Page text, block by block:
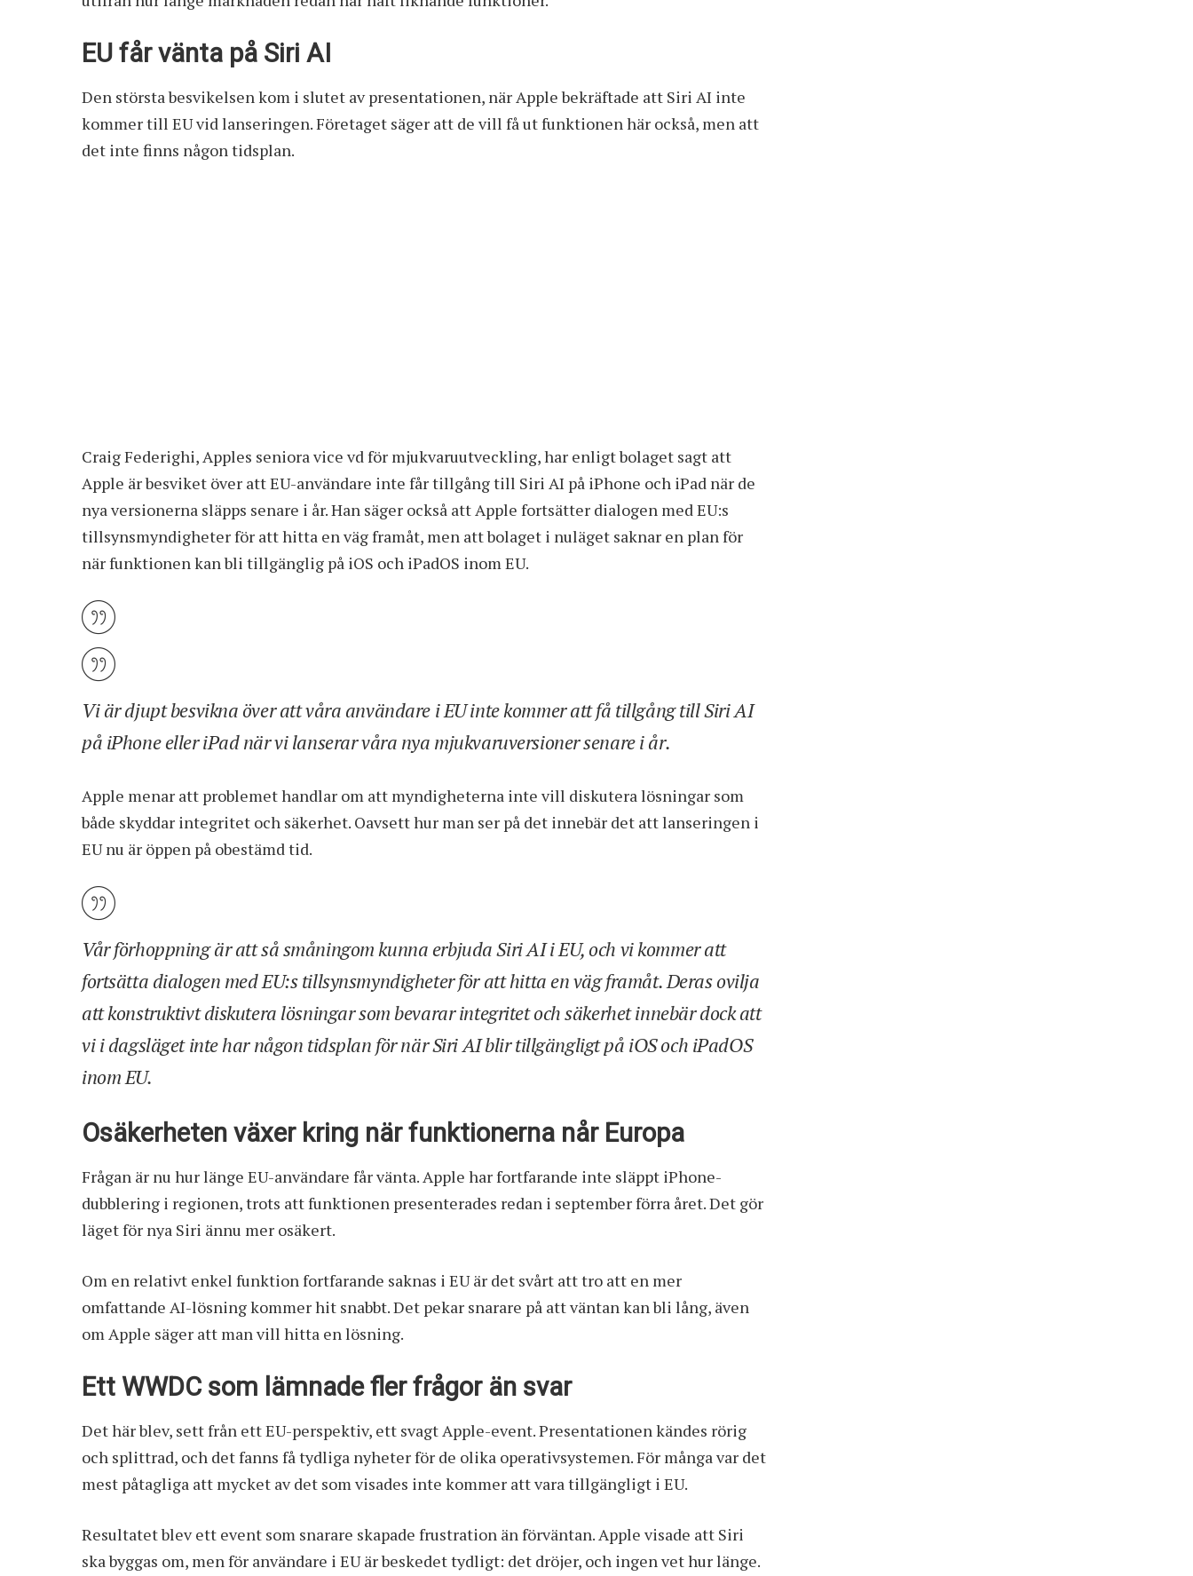
EU får vänta på Siri AI
Den största besvikelsen kom i slutet av presentationen, när Apple bekräftade att Siri AI inte
kommer till EU vid lanseringen. Företaget säger att de vill få ut funktionen här också, men att
det inte finns någon tidsplan.
Craig Federighi, Apples seniora vice vd för mjukvaruutveckling, har enligt bolaget sagt att
Apple är besviket över att EU-användare inte får tillgång till Siri AI på iPhone och iPad när de
nya versionerna släpps senare i år. Han säger också att Apple fortsätter dialogen med EU:s
tillsynsmyndigheter för att hitta en väg framåt, men att bolaget i nuläget saknar en plan för
när funktionen kan bli tillgänglig på iOS och iPadOS inom EU.
Vi är djupt besvikna över att våra användare i EU inte kommer att få tillgång till Siri AI
på iPhone eller iPad när vi lanserar våra nya mjukvaruversioner senare i år.
Apple menar att problemet handlar om att myndigheterna inte vill diskutera lösningar som
både skyddar integritet och säkerhet. Oavsett hur man ser på det innebär det att lanseringen i
EU nu är öppen på obestämd tid.
Vår förhoppning är att så småningom kunna erbjuda Siri AI i EU, och vi kommer att
fortsätta dialogen med EU:s tillsynsmyndigheter för att hitta en väg framåt. Deras ovilja
att konstruktivt diskutera lösningar som bevarar integritet och säkerhet innebär dock att
vi i dagsläget inte har någon tidsplan för när Siri AI blir tillgängligt på iOS och iPadOS
inom EU.
Osäkerheten växer kring när funktionerna når Europa
Frågan är nu hur länge EU-användare får vänta. Apple har fortfarande inte släppt iPhone-
dubblering i regionen, trots att funktionen presenterades redan i september förra året. Det gör
läget för nya Siri ännu mer osäkert.
Om en relativt enkel funktion fortfarande saknas i EU är det svårt att tro att en mer
omfattande AI-lösning kommer hit snabbt. Det pekar snarare på att väntan kan bli lång, även
om Apple säger att man vill hitta en lösning.
Ett WWDC som lämnade fler frågor än svar
Det här blev, sett från ett EU-perspektiv, ett svagt Apple-event. Presentationen kändes rörig
och splittrad, och det fanns få tydliga nyheter för de olika operativsystemen. För många var det
mest påtagliga att mycket av det som visades inte kommer att vara tillgängligt i EU.
Resultatet blev ett event som snarare skapade frustration än förväntan. Apple visade att Siri
ska byggas om, men för användare i EU är beskedet tydligt: det dröjer, och ingen vet hur länge.